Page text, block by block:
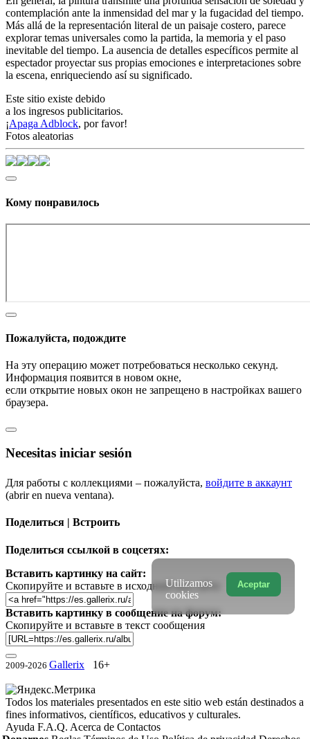
contemplación ante la inmensidad del mar y la fugacidad del tiempo.
Más allá de la representación literal de un paisaje costero, parece
explorar temas universales como la partida, la memoria y el paso
inevitable del tiempo. La ausencia de detalles específicos permite al
espectador proyectar sus propias emociones e interpretaciones sobre
la escena, enriqueciendo así su significado.
Este sitio existe debido
a los ingresos publicitarios.
¡Apaga Adblock, por favor!
Fotos aleatorias
Кому понравилось
Пожалуйста, подождите
На эту операцию может потребоваться несколько секунд.
Информация появится в новом окне,
если открытие новых окон не запрещено в настройках вашего
браузера.
Necesitas iniciar sesión
Для работы с коллекциями – пожалуйста, войдите в аккаунт
(abrir en nueva ventana).
Поделиться | Встроить
Поделиться ссылкой в соцсетях:
Вставить картинку на сайт:
Скопируйте и вставьте в исходный код сайта
Вставить картинку в сообщение на форум:
Скопируйте и вставьте в текст сообщения
2009-2026 Gallerix 16+
Todos los materiales presentados en este sitio web están destinados a
fines informativos, científicos, educativos y culturales.
Ayuda F.A.Q. Acerca de Contactos
Aceptar
Utilizamos
cookies